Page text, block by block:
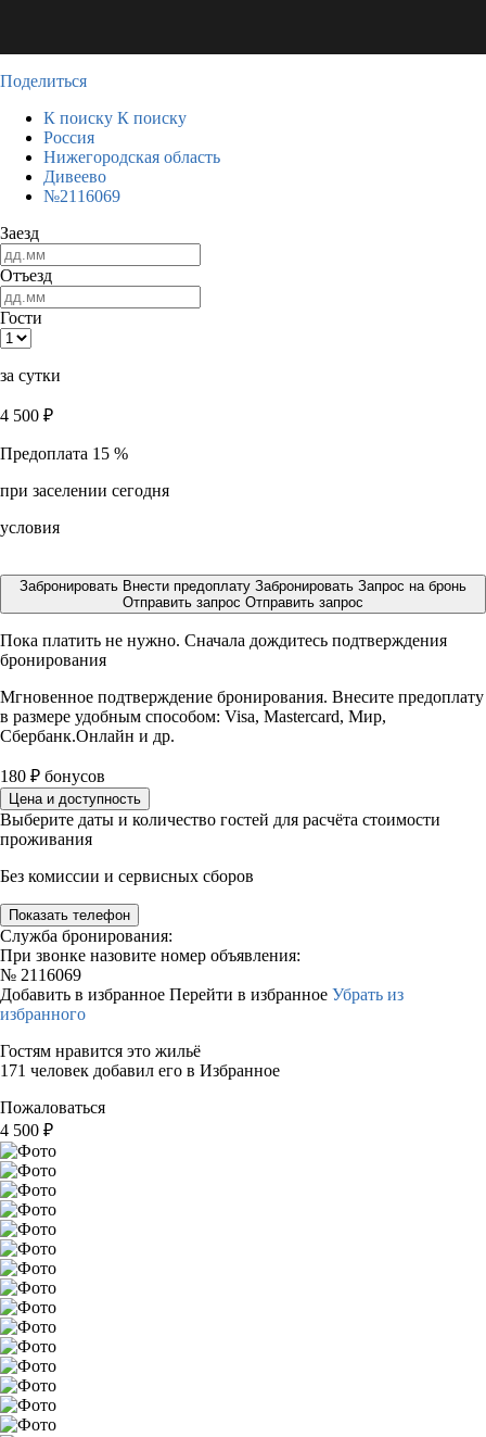
Поделиться
К поиску К поиску
Россия
Нижегородская область
Дивеево
№2116069
Заезд
Отъезд
Гости
за сутки
4 500 ₽
Предоплата 15 %
при заселении сегодня
условия
Забронировать Внести предоплату Забронировать Запрос на бронь
Отправить запрос Отправить запрос
Пока платить не нужно. Сначала дождитесь подтверждения
бронирования
Мгновенное подтверждение бронирования. Внесите предоплату
в размере удобным способом: Visa, Mastercard, Мир,
Сбербанк.Онлайн и др.
180 ₽ бонусов
Цена и доступность
Выберите даты и количество гостей для расчёта стоимости
проживания
Без комиссии и сервисных сборов
Показать телефон
Служба бронирования:
При звонке назовите номер объявления:
№ 2116069
Добавить в избранное Перейти в избранное Убрать из
избранного
Гостям нравится это жильё
171 человек добавил его в Избранное
Пожаловаться
4 500 ₽